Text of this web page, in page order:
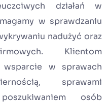
działań w
w sprawdzaniu
nadużyć oraz
Klientom
wsparcie w sprawach
sprawami
osób